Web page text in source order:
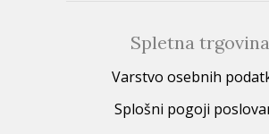
Spletna trgovina
Varstvo osebnih
Splošni pogoji